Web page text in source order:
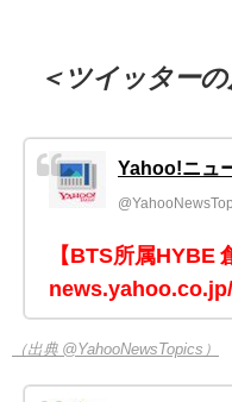
＜ツイッター
Yahoo!ニュ
【BTS所属HYBE
（出典 @YahooNewsTopics）